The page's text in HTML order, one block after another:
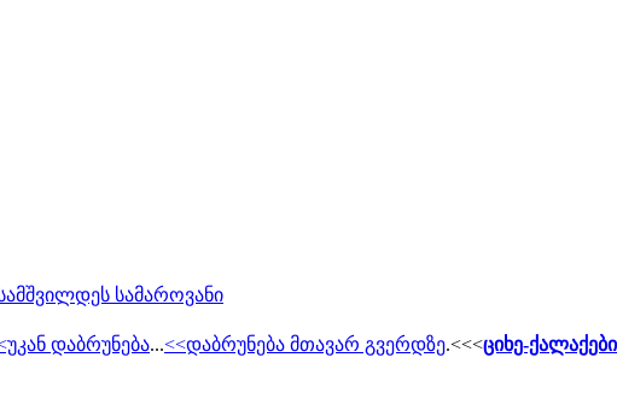
სამაროვანი
დაბრუნება...<<დაბრუნება მთავარ გვერდზე.<<<ციხე-ქალაქები